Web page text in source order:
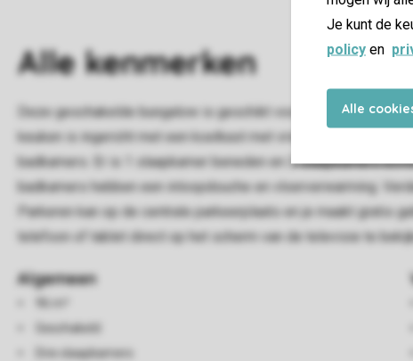
Je kunt de
policy en
Alle
Allekenmerken
Deze geschakelde bungalow is geschikt voor 6 personen. In
keuken is ingericht met een koelkast met vriesvak, een
badkamers. Er is 1 slaapkamer beneden en 2 slaapkamers
badkamers hebben een inloopdouche en vloerverwarming.
Parkeren kan op de centrale parkeerplaats en je maakt
telefoon of tablet direct op het scherm van de televisie te
Algemeen
Geschakeld
Drie slaapkamers